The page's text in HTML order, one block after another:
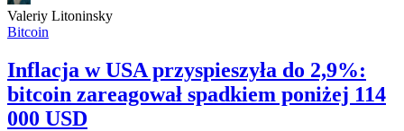
Valeriy Litoninsky
Bitcoin
Inflacja w USA przyspieszyła do 2,9%:
bitcoin zareagował spadkiem poniżej 114
000 USD